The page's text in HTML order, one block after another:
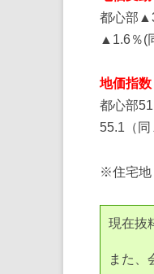
都心部
▲1.6％(
地価指数
都心部
55.1（
※住宅地
現在抜
また、